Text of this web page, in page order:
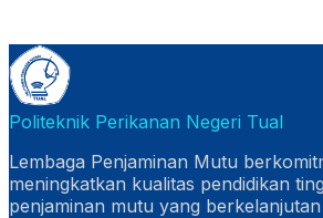
Politeknik Perikanan Negeri Tual
Lembaga Penjaminan Mutu
meningkatkan kualitas pendidikan
penjaminan mutu yang